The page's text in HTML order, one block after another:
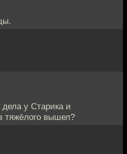
дела у Старика и
тяжёлого вышел?